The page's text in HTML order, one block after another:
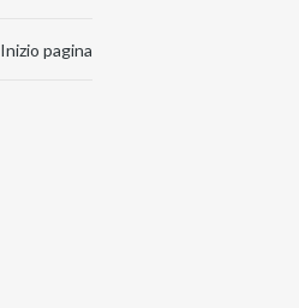
Inizio pagina